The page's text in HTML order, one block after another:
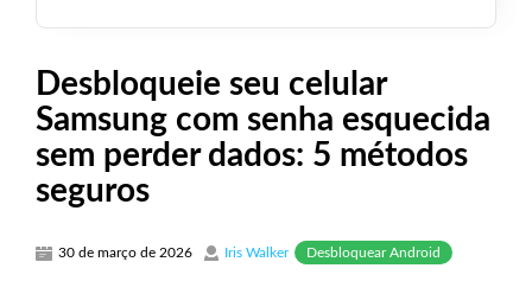
Desbloqueie seu celular
Samsung com senha esquecida
sem perder dados: 5 métodos
seguros
30 de março de 2026 Iris Walker Desbloquear Android